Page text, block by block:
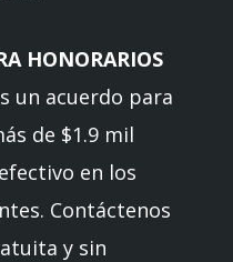
HONORARIOS
un acuerdo para
de $1.9 mil
en los
Contáctenos
y sin